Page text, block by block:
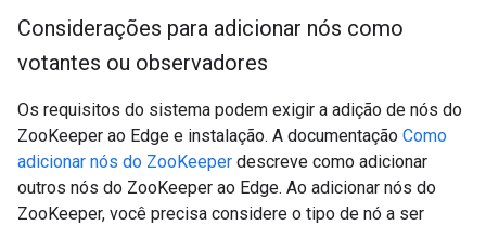
Considerações para adicionar nós como
votantes ou observadores
Os requisitos do sistema podem exigir a adição de nós do
ZooKeeper ao Edge e instalação. A documentação Como
adicionar nós do ZooKeeper descreve como adicionar
outros nós do ZooKeeper ao Edge. Ao adicionar nós do
ZooKeeper, você precisa considere o tipo de nó a ser